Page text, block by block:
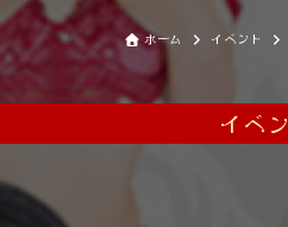
ホーム イベント
イベ